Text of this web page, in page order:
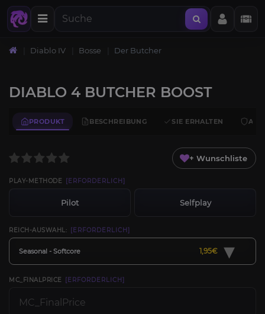
Diablo IV Bosse Der Butcher
DIABLO 4 BUTCHER BOOST
PRODUKT BESCHREIBUNG SIE ERHALTEN
+ Wunschliste
PLAY-METHODE [ERFORDERLICH]
Pilot Selfplay
REICH-AUSWAHL: [ERFORDERLICH]
Seasonal - Softcore 1,95€ ▾
MC_FINALPRICE [ERFORDERLICH]